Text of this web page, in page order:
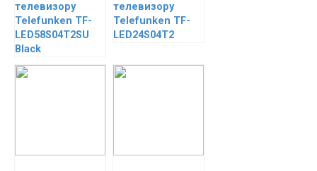
телевизору
Telefunken TF-
LED58S04T2SU
Black
телевизору
Telefunken TF-
LED24S04T2